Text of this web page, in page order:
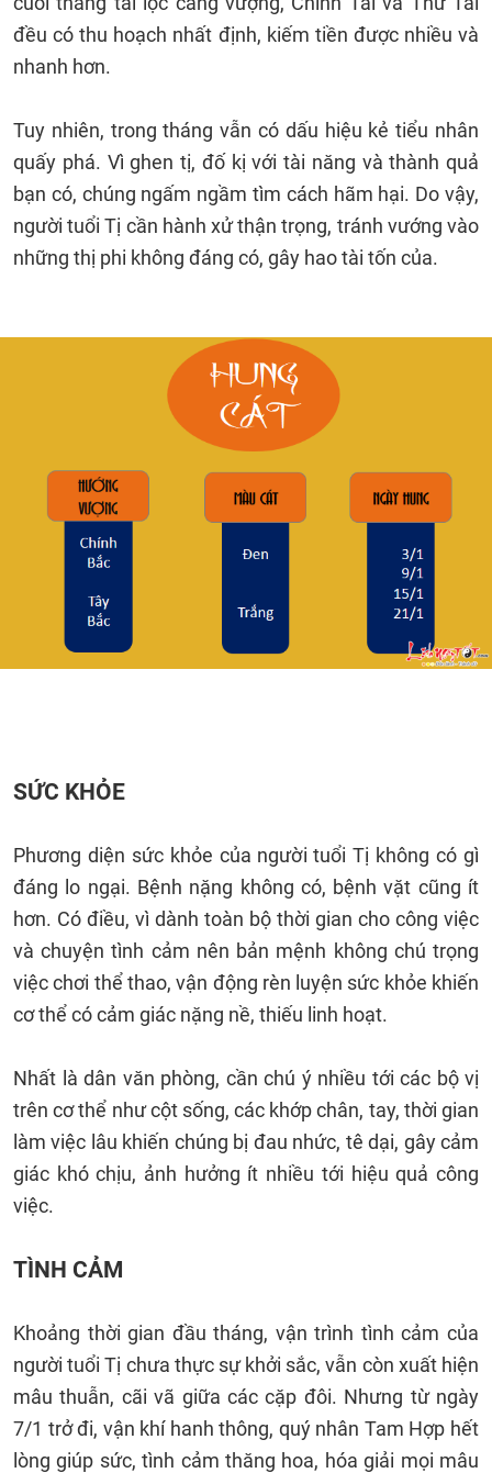
đều có thu hoạch nhất định, kiếm tiền được nhiều và
nhanh hơn.
Tuy nhiên, trong tháng vẫn có dấu hiệu kẻ tiểu nhân
quấy phá. Vì ghen tị, đố kị với tài năng và thành quả
bạn có, chúng ngấm ngầm tìm cách hãm hại. Do vậy,
người tuổi Tị cần hành xử thận trọng, tránh vướng vào
những thị phi không đáng có, gây hao tài tốn của.
SỨC KHỎE
Phương diện sức khỏe của người tuổi Tị không có gì
đáng lo ngại. Bệnh nặng không có, bệnh vặt cũng ít
hơn. Có điều, vì dành toàn bộ thời gian cho công việc
và chuyện tình cảm nên bản mệnh không chú trọng
việc chơi thể thao, vận động rèn luyện sức khỏe khiến
cơ thể có cảm giác nặng nề, thiếu linh hoạt.
Nhất là dân văn phòng, cần chú ý nhiều tới các bộ vị
trên cơ thể như cột sống, các khớp chân, tay, thời gian
làm việc lâu khiến chúng bị đau nhức, tê dại, gây cảm
giác khó chịu, ảnh hưởng ít nhiều tới hiệu quả công
việc.
TÌNH CẢM
Khoảng thời gian đầu tháng, vận trình tình cảm của
người tuổi Tị chưa thực sự khởi sắc, vẫn còn xuất hiện
mâu thuẫn, cãi vã giữa các cặp đôi. Nhưng từ ngày
7/1 trở đi, vận khí hanh thông, quý nhân Tam Hợp hết
lòng giúp sức, tình cảm thăng hoa, hóa giải mọi mâu